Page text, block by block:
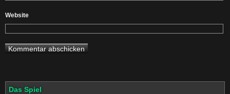
Website
Das Spiel